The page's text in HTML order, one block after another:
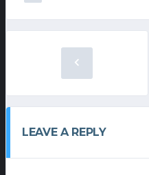
LEAVE A REPLY